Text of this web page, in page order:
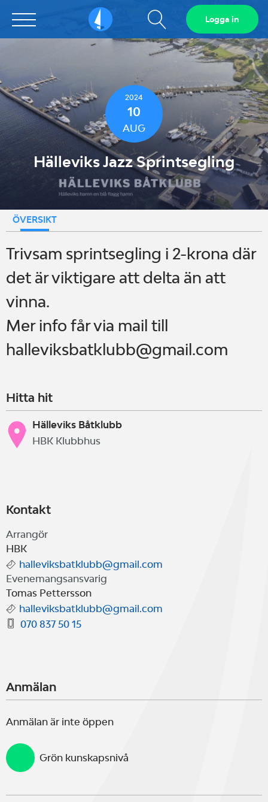
Sailarena Visa
sökfält
Logga in
2024
10
AUG
Hälleviks Jazz Sprintsegling
ÖVERSIKT
Trivsam sprintsegling i 2-krona där
det är viktigare att delta än att
vinna.
Mer info får via mail till
halleviksbatklubb@gmail.com
Hitta hit
Hälleviks Båtklubb
HBK Klubbhus
Kontakt
Arrangör
HBK
halleviksbatklubb@gmail.com
Evenemangsansvarig
Tomas Pettersson
halleviksbatklubb@gmail.com
070 837 50 15
Anmälan
Anmälan är inte öppen
Grön kunskapsnivå